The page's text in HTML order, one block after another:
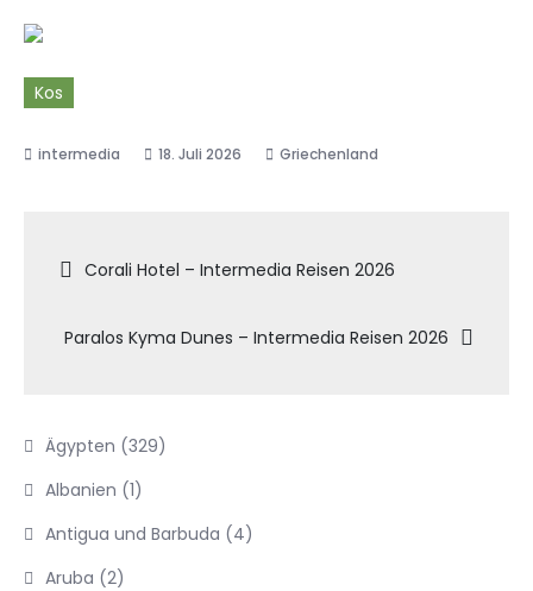
Kos
18. Juli 2026 Griechenland
Beitragsnavigation
Corali Hotel – Intermedia Reisen 2026
Paralos Kyma Dunes – Intermedia Reisen 2026
Ägypten (329)
Albanien (1)
Antigua und Barbuda (4)
Aruba (2)